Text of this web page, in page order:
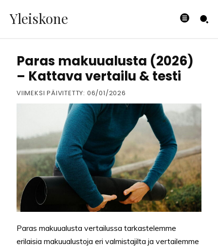
Yleiskone
RETKEILY
Paras makuualusta (2026)
– Kattava vertailu & testi
VIIMEKSI PÄIVITETTY: 06/01/2026
Paras makuualusta vertailussa tarkastelemme
erilaisia makuualustoja eri valmistajilta ja vertailemme